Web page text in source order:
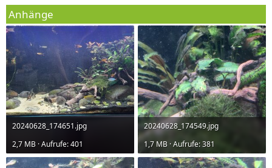
Anhänge
20240628_174651.jpg
2,7 MB · Aufrufe: 401
20240628_174549.jpg
1,7 MB · Aufrufe: 381